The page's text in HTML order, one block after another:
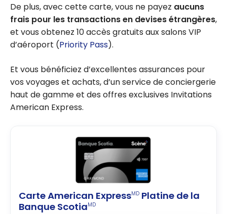
De plus, avec cette carte, vous ne payez aucuns
frais pour les transactions en devises étrangères,
et vous obtenez 10 accès gratuits aux salons VIP
d’aéroport (Priority Pass).
Et vous bénéficiez d’excellentes assurances pour
vos voyages et achats, d’un service de conciergerie
haut de gamme et des offres exclusives Invitations
American Express.
Carte American ExpressMD Platine de la
Banque ScotiaMD